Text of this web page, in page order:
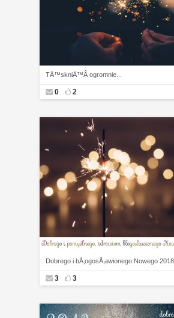
TÄ™skniÄ™Â ogromnie...
0 2
Dobrego i bÅ‚ogosÅ‚awionego Nowego
3 3